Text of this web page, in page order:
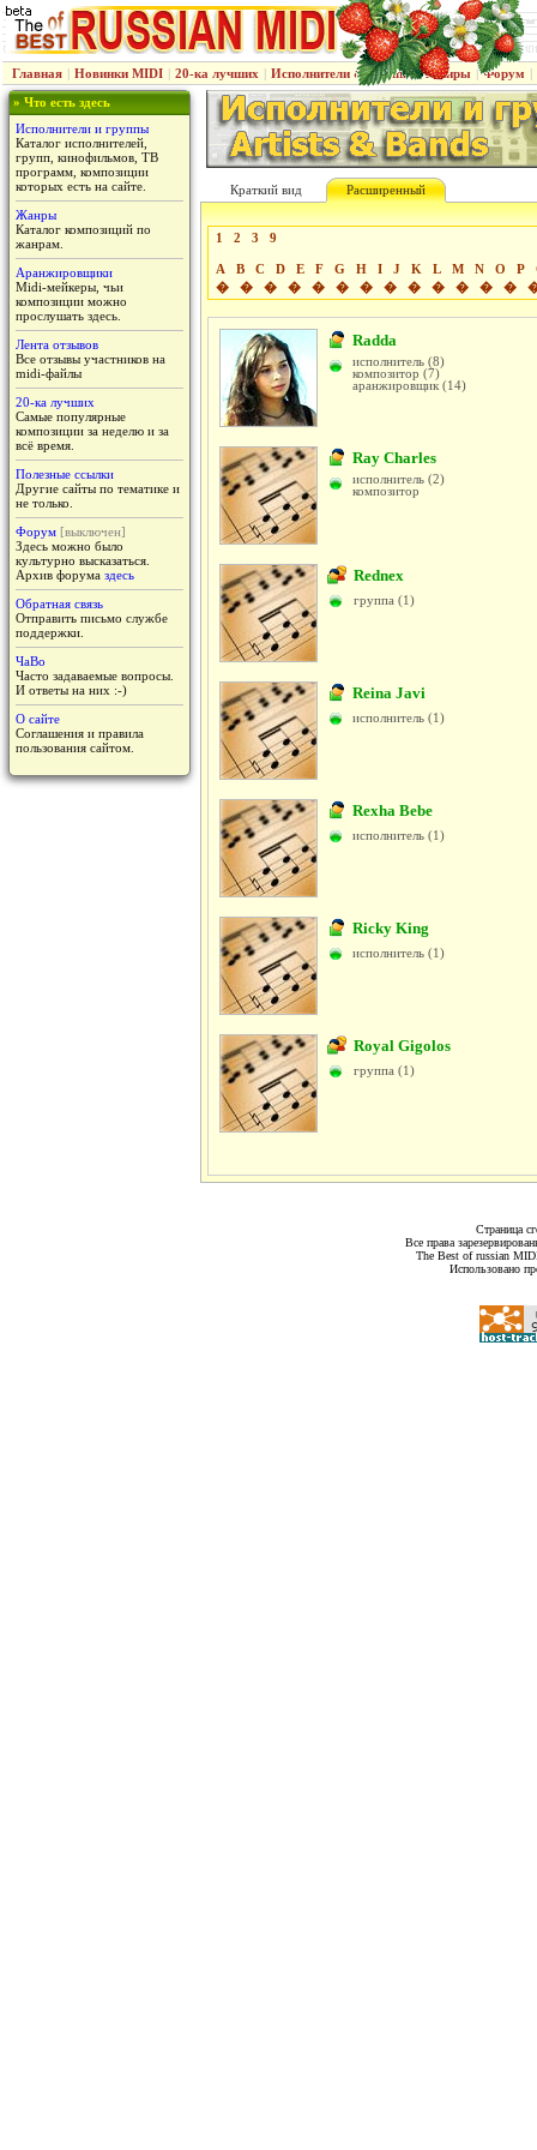
Главная | Новинки MIDI | 20-ка лучших | Исполнители & группы | Жанры | Форум |
» Что есть здесь
Исполнители и группы
Каталог исполнителей,
групп, кинофильмов, ТВ
программ, композиции
которых есть на сайте.
Жанры
Каталог композиций по
жанрам.
Аранжировщики
Midi-мейкеры, чьи
композиции можно
прослушать здесь.
Лента отзывов
Все отзывы участников на
midi-файлы
20-ка лучших
Самые популярные
композиции за неделю и за
всё время.
Полезные ссылки
Другие сайты по тематике и
не только.
Форум [выключен]
Здесь можно было
культурно высказаться.
Архив форума здесь
Обратная связь
Отправить письмо службе
поддержки.
ЧаВо
Часто задаваемые вопросы.
И ответы на них :-)
О сайте
Соглашения и правила
пользования сайтом.
Краткий вид Расширенный
1 2 3 9
A B C D E F G H I J K L M N O P
�
� � � � � � � � � � � �
Radda
исполнитель (8)
композитор (7)
аранжировщик (14)
Ray Charles
исполнитель (2)
композитор
Rednex
группа (1)
Reina Javi
исполнитель (1)
Rexha Bebe
исполнитель (1)
Ricky King
исполнитель (1)
Royal Gigolos
группа (1)
Страница
Все права
The Best of russian
Использовано